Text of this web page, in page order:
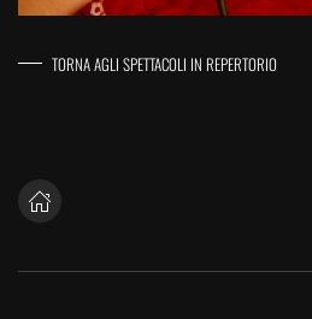
TORNA AGLI SPETTACOLI IN REPERTORIO